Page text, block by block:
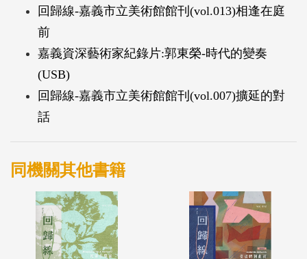
回歸線-嘉義市立美術館館刊(vol.013)相逢在庭
前
嘉義資深藝術家紀錄片:郭東榮-時代的變奏
(USB)
回歸線-嘉義市立美術館館刊(vol.007)擴延的對
話
同機關其他書籍